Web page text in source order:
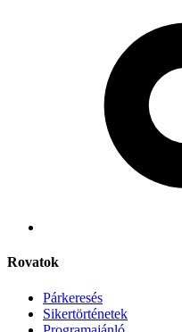
Rovatok
Párkeresés
Sikertörténetek